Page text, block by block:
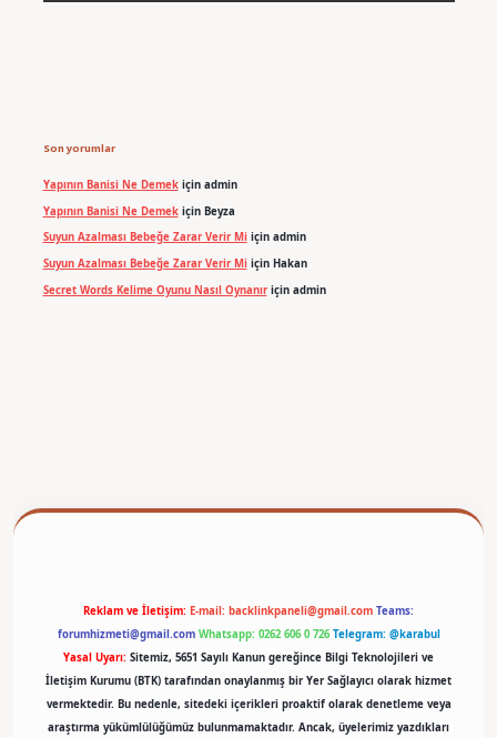
Son yorumlar
Yapının Banisi Ne Demekiçin admin
Yapının Banisi Ne Demekiçin Beyza
Suyun Azalması Bebeğe Zarar Verir Miiçin admin
Suyun Azalması Bebeğe Zarar Verir Miiçin Hakan
Secret Words Kelime Oyunu Nasıl Oynanıriçin admin
Reklam ve İletişim: E-mail: backlinkpaneli@gmail.com Teams:
forumhizmeti@gmail.com Whatsapp: 0262 606 0 726 Telegram: @karabul
Yasal Uyarı: Sitemiz, 5651 Sayılı Kanun gereğince Bilgi Teknolojileri ve
İletişim Kurumu (BTK) tarafından onaylanmış bir Yer Sağlayıcı olarak hizmet
vermektedir. Bu nedenle, sitedeki içerikleri proaktif olarak denetleme veya
araştırma yükümlülüğümüz bulunmamaktadır. Ancak, üyelerimiz yazdıkları